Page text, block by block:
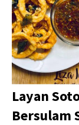
Layan
Bersulam